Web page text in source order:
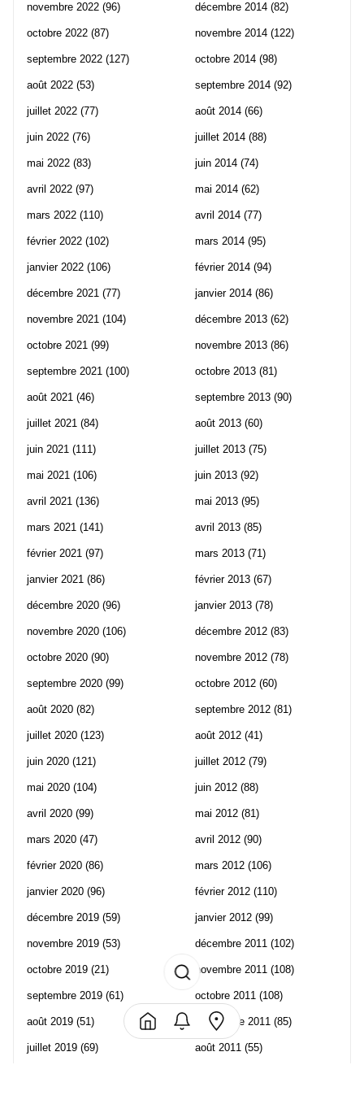
novembre 2022 (96)
octobre 2022 (87)
septembre 2022 (127)
août 2022 (53)
juillet 2022 (77)
juin 2022 (76)
mai 2022 (83)
avril 2022 (97)
mars 2022 (110)
février 2022 (102)
janvier 2022 (106)
décembre 2021 (77)
novembre 2021 (104)
octobre 2021 (99)
septembre 2021 (100)
août 2021 (46)
juillet 2021 (84)
juin 2021 (111)
mai 2021 (106)
avril 2021 (136)
mars 2021 (141)
février 2021 (97)
janvier 2021 (86)
décembre 2020 (96)
novembre 2020 (106)
octobre 2020 (90)
septembre 2020 (99)
août 2020 (82)
juillet 2020 (123)
juin 2020 (121)
mai 2020 (104)
avril 2020 (99)
mars 2020 (47)
février 2020 (86)
janvier 2020 (96)
décembre 2019 (59)
novembre 2019 (53)
octobre 2019 (21)
septembre 2019 (61)
août 2019 (51)
juillet 2019 (69)
décembre 2014 (82)
novembre 2014 (122)
octobre 2014 (98)
septembre 2014 (92)
août 2014 (66)
juillet 2014 (88)
juin 2014 (74)
mai 2014 (62)
avril 2014 (77)
mars 2014 (95)
février 2014 (94)
janvier 2014 (86)
décembre 2013 (62)
novembre 2013 (86)
octobre 2013 (81)
septembre 2013 (90)
août 2013 (60)
juillet 2013 (75)
juin 2013 (92)
mai 2013 (95)
avril 2013 (85)
mars 2013 (71)
février 2013 (67)
janvier 2013 (78)
décembre 2012 (83)
novembre 2012 (78)
octobre 2012 (60)
septembre 2012 (81)
août 2012 (41)
juillet 2012 (79)
juin 2012 (88)
mai 2012 (81)
avril 2012 (90)
mars 2012 (106)
février 2012 (110)
janvier 2012 (99)
décembre 2011 (102)
novembre 2011 (108)
octobre 2011 (108)
septembre 2011 (85)
août 2011 (55)